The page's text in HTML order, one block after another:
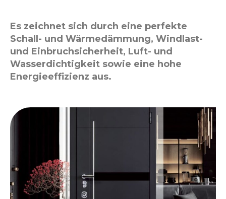
Es zeichnet sich durch eine perfekte
Schall- und Wärmedämmung, Windlast-
und Einbruchsicherheit, Luft- und
Wasserdichtigkeit sowie eine hohe
Energieeffizienz aus.